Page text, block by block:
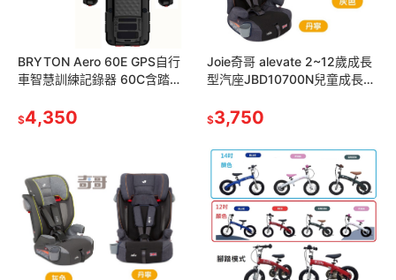
BRYTON Aero 60E GPS自行
車智慧訓練記錄器 60C含踏頻
智慧心跳帶監控組
$4,350
Joie奇哥 alevate 2~12歲成長
型汽座JBD10700N兒童成長型
$3,750